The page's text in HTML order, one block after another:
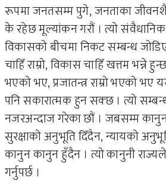
रूपमा जनतसम्म पुगे, जनताका
के रहेछ मूल्यांकन गरौं । त्यो संवैधानिक
विकासको बीचमा निकट सम्बन्ध
चाहिँ राम्रो, विकास चाहिँ खत्तम भन्ने
भएको भए, प्रजातन्त्र राम्रो भएको
पनि सकारात्मक हुन सक्छ । त्यो
नजरअन्दाज गरेका छौं । जबसम्म
सुरक्षाको अनुभूति दिँदैन, न्यायको
कानुन कानुन हुँदैन । त्यो कानुनी राज्यले
गर्नुपर्छ ।